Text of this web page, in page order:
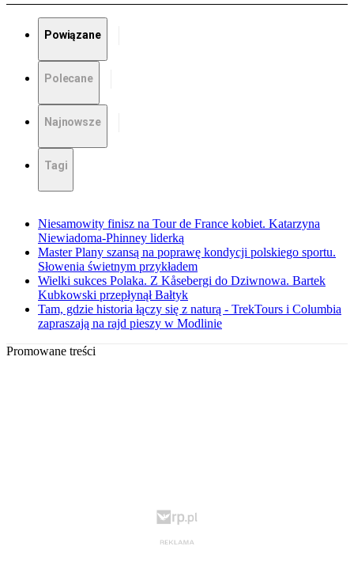
Powiązane
Polecane
Najnowsze
Tagi
Niesamowity finisz na Tour de France kobiet. Katarzyna
Niewiadoma-Phinney liderką
Master Plany szansą na poprawę kondycji polskiego sportu.
Słowenia świetnym przykładem
Wielki sukces Polaka. Z Kåsebergi do Dziwnowa. Bartek
Kubkowski przepłynął Bałtyk
Tam, gdzie historia łączy się z naturą - TrekTours i Columbia
zapraszają na rajd pieszy w Modlinie
Promowane treści